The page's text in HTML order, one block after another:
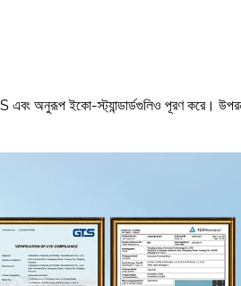
এবং অনুরূপ ইকো-স্ট্যান্ডার্ডগুলিও পূরণ করে।